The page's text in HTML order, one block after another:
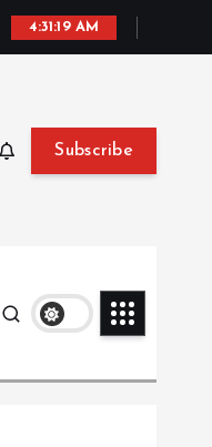
4:31:20 AM
Subscribe